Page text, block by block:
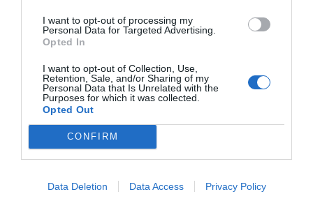
I want to opt-out of processing my
Personal Data for Targeted Advertising.
Opted In
I want to opt-out of Collection, Use,
Retention, Sale, and/or Sharing of my
Personal Data that Is Unrelated with the
Purposes for which it was collected.
Opted Out
CONFIRM
Data Deletion Data Access Privacy Policy
Publicidad
2Playbook Club2P